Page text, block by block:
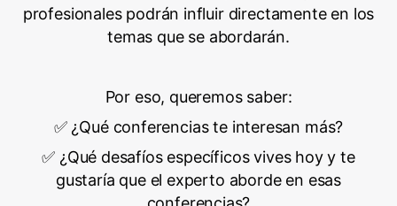
profesionales podrán influir directamente en los
temas que se abordarán.
Por eso, queremos saber:
✅ ¿Qué conferencias te interesan más?
✅ ¿Qué desafíos específicos vives hoy y te
gustaría que el experto aborde en esas